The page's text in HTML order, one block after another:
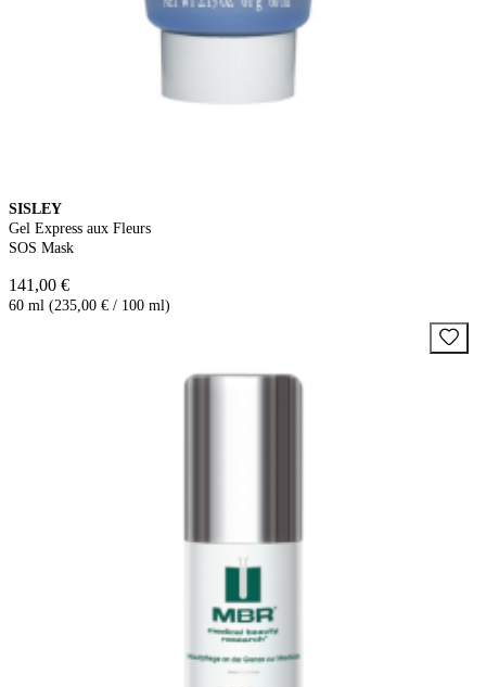
SISLEY
Gel Express aux Fleurs
SOS Mask
141,00 €
60 ml (235,00 € / 100 ml)